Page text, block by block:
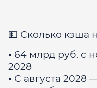
💵 Сколько кэша
▪️ 64 млрд руб. с
2028
▪️ С августа 2028